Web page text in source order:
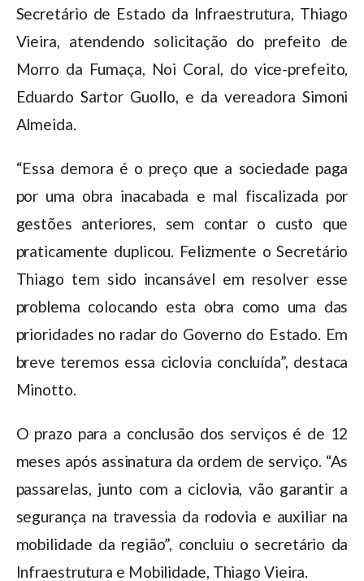
Secretário de Estado da Infraestrutura, Thiago
Vieira, atendendo solicitação do prefeito de
Morro da Fumaça, Noi Coral, do vice-prefeito,
Eduardo Sartor Guollo, e da vereadora Simoni
Almeida.
“Essa demora é o preço que a sociedade paga
por uma obra inacabada e mal fiscalizada por
gestões anteriores, sem contar o custo que
praticamente duplicou. Felizmente o Secretário
Thiago tem sido incansável em resolver esse
problema colocando esta obra como uma das
prioridades no radar do Governo do Estado. Em
breve teremos essa ciclovia concluída”, destaca
Minotto.
O prazo para a conclusão dos serviços é de 12
meses após assinatura da ordem de serviço. “As
passarelas, junto com a ciclovia, vão garantir a
segurança na travessia da rodovia e auxiliar na
mobilidade da região”, concluiu o secretário da
Infraestrutura e Mobilidade, Thiago Vieira.